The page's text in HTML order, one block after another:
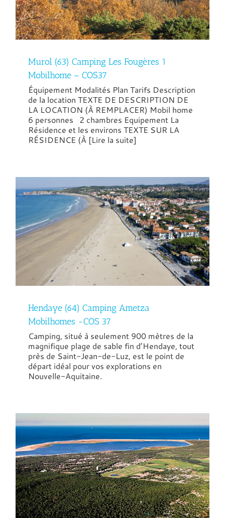
Murol (63) Camping Les Fougères 1
Mobilhome – COS37
Équipement Modalités Plan Tarifs Description
de la location TEXTE DE DESCRIPTION DE
LA LOCATION (À REMPLACER) Mobil home
6 personnes 2 chambres Equipement La
Résidence et les environs TEXTE SUR LA
RÉSIDENCE (À [Lire la suite]
Hendaye (64) Camping Ametza
Mobilhomes -COS 37
Camping, situé à seulement 900 mètres de la
magnifique plage de sable fin d’Hendaye, tout
près de Saint-Jean-de-Luz, est le point de
départ idéal pour vos explorations en
Nouvelle-Aquitaine.